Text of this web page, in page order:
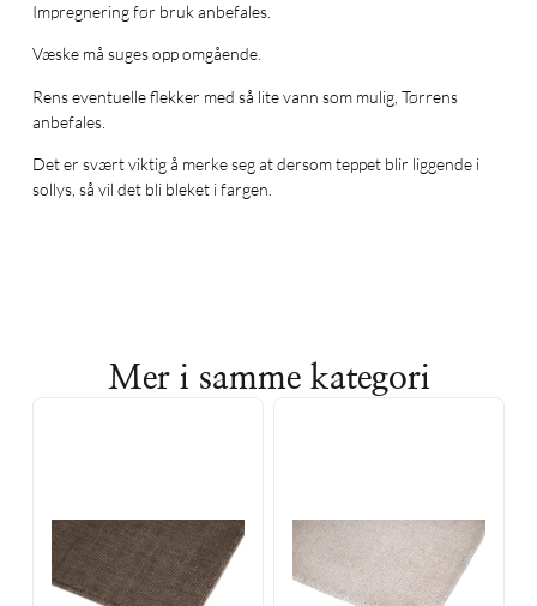
Impregnering før bruk anbefales.
Væske må suges opp omgående.
Rens eventuelle flekker med så lite vann som mulig, Tørrens
anbefales.
Det er svært viktig å merke seg at dersom teppet blir liggende i
sollys, så vil det bli bleket i fargen.
Mer i samme kategori